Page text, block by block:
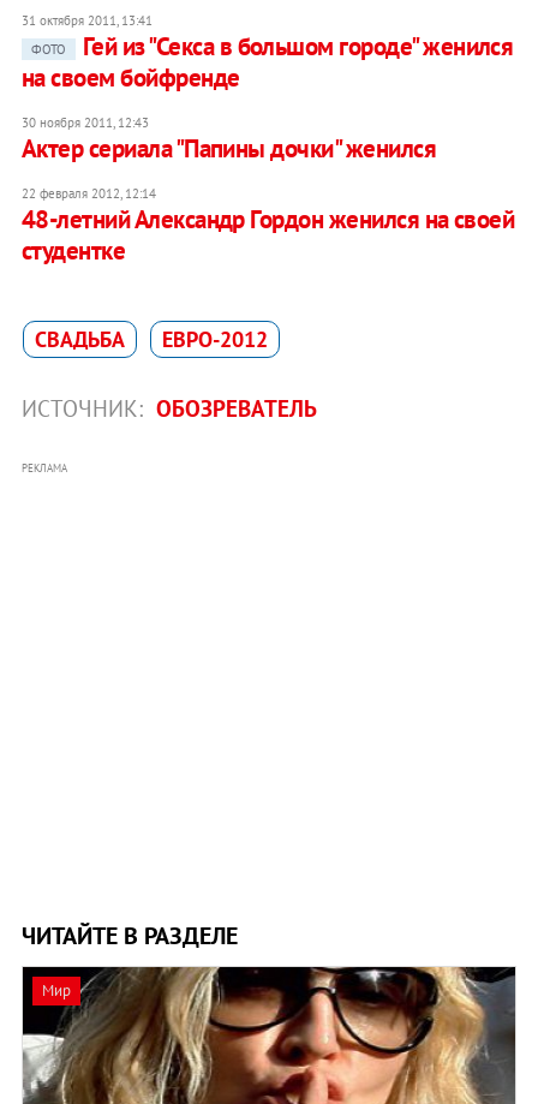
31 октября 2011, 13:41
ФОТО
Гей из "Секса в большом городе" женился
на своем бойфренде
30 ноября 2011, 12:43
Актер сериала "Папины дочки" женился
22 февраля 2012, 12:14
48-летний Александр Гордон женился на своей
студентке
СВАДЬБА ЕВРО-2012
ИСТОЧНИК: ОБОЗРЕВАТЕЛЬ
РЕКЛАМА
ЧИТАЙТЕ В РАЗДЕЛЕ
Мир